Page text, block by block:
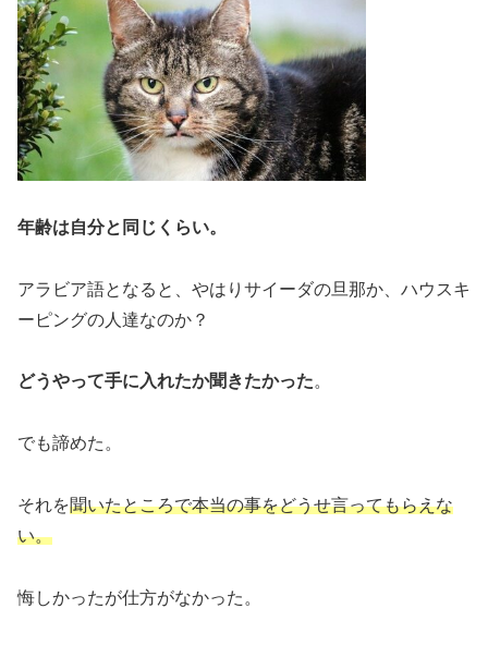
年齢は自分と同じくらい。
アラビア語となると、やはりサイーダの旦那か、ハウスキ
ーピングの人達なのか？
どうやって手に入れたか聞きたかった。
でも諦めた。
それを聞いたところで本当の事をどうせ言ってもらえな
い。
悔しかったが仕方がなかった。